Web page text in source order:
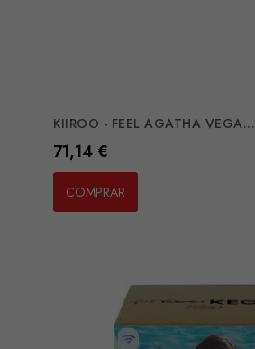
KIIROO - FEEL AGATHA VEGA...
Preço
71,14 €
COMPRAR